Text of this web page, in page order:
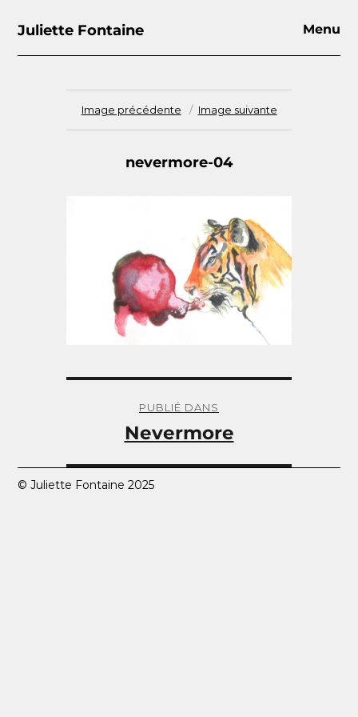
Juliette Fontaine Menu
Image précédente Image suivante
nevermore-04
PUBLIÉ DANS
Nevermore
© Juliette Fontaine 2025